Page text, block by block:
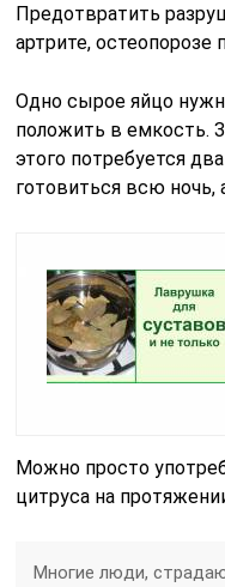
Предотвратить
артрите,
Одно сырое яйцо
положить в емкость.
этого потребуется
готовиться всю ночь,
Можно просто
цитруса на
Многие люди,